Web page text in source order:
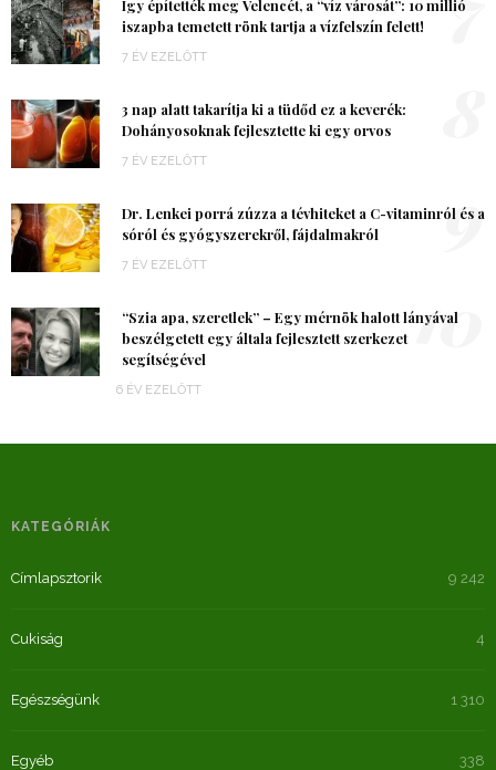
Így építették meg Velencét, a “víz városát”: 10 millió
iszapba temetett rönk tartja a vízfelszín felett!
7 ÉV EZELŐTT
3 nap alatt takarítja ki a tüdőd ez a keverék:
Dohányosoknak fejlesztette ki egy orvos
7 ÉV EZELŐTT
Dr. Lenkei porrá zúzza a tévhiteket a C-vitaminról és a
sóról és gyógyszerekről, fájdalmakról
7 ÉV EZELŐTT
9
“Szia apa, szeretlek” – Egy mérnök halott lányával
beszélgetett egy általa fejlesztett szerkezet
segítségével
6 ÉV EZELŐTT
10
KATEGÓRIÁK
Címlapsztorik 9 242
Cukiság 4
Egészségünk 1 310
Egyéb 338